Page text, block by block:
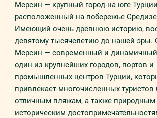
Мерсин — крупный город на юге
расположенный на побережье
Имеющий очень древнюю историю,
девятому тысячелетию до нашей эры.
Мерсин — современный и
один из крупнейших городов, портов и
промышленных центров Турции,
привлекает многочисленных туристов
отличным пляжам, а также природным
историческим